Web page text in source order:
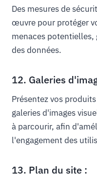
Des mesures de
œuvre pour protéger
menaces potentielles,
des données.
12. Galeries
Présentez vos
galeries d'images
à parcourir, afin
l'engagement des
13. Plan du site :